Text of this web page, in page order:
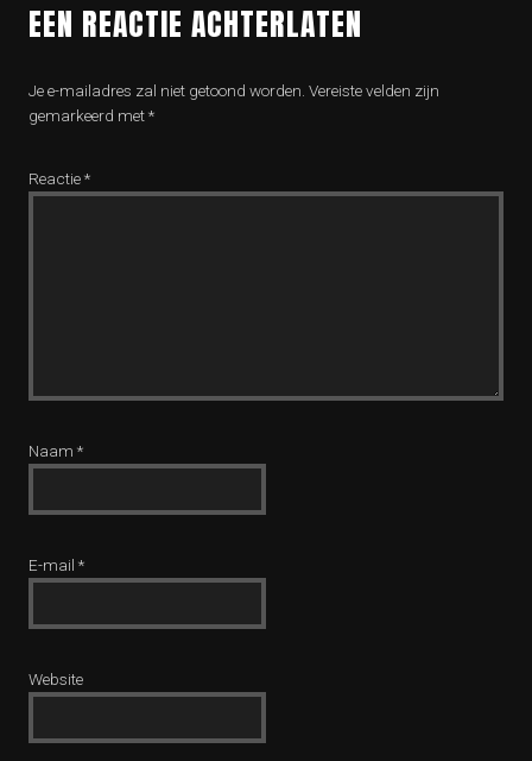
EEN REACTIE ACHTERLATEN
Je e-mailadres zal niet getoond worden. Vereiste velden zijn
gemarkeerd met*
Reactie*
Naam *
E-mail *
Website